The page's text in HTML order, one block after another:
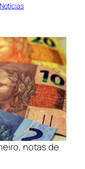
Notícias
notas de